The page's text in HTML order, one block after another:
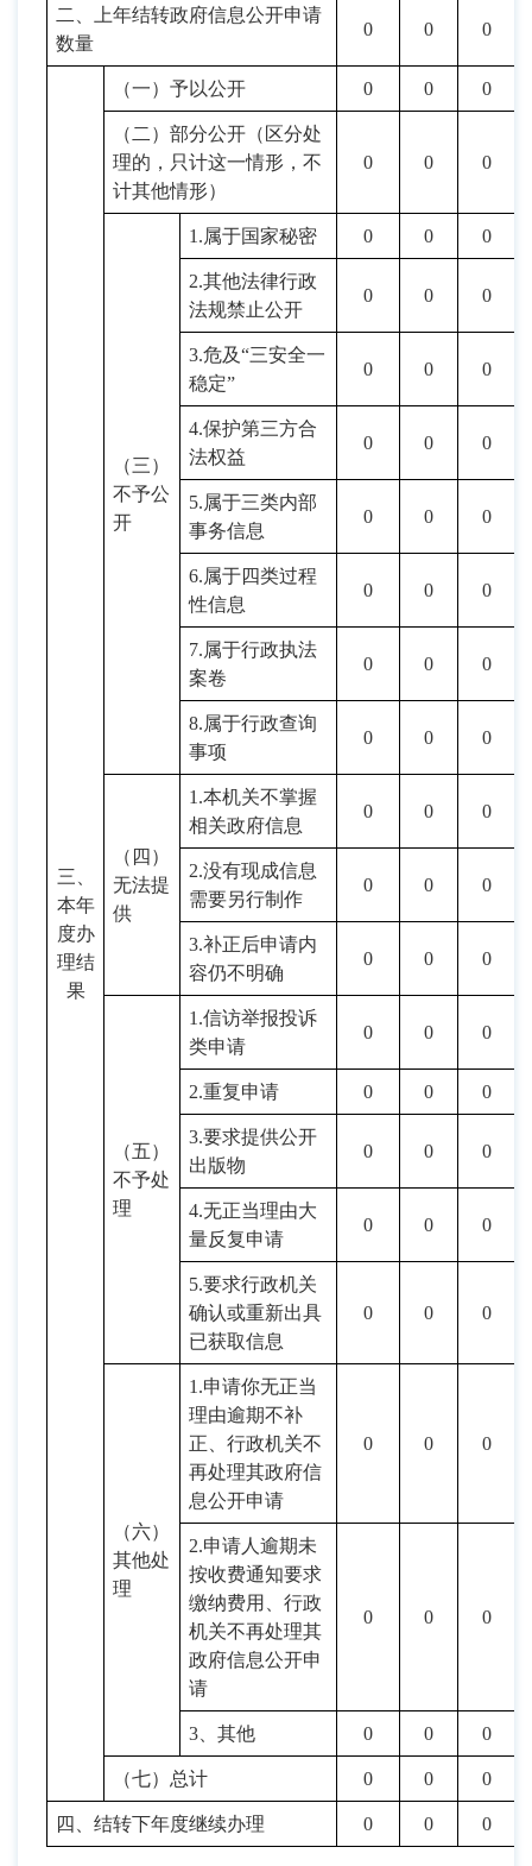
二、上年结转政府信息公开申请
数量
0 0 0
三、
本年
度办
理结
果
（一）予以公开 0 0 0
（二）部分公开（区分处
理的，只计这一情形，不
计其他情形）
0 0 0
（三）
不予公
开
1.属于国家秘密 0 0 0
2.其他法律行政
法规禁止公开
0 0 0
3.危及“三安全一
稳定”
0 0 0
4.保护第三方合
法权益
0 0 0
5.属于三类内部
事务信息
0 0 0
6.属于四类过程
性信息
0 0 0
7.属于行政执法
案卷
0 0 0
8.属于行政查询
事项
0 0 0
（四）
无法提
供
1.本机关不掌握
相关政府信息
0 0 0
2.没有现成信息
需要另行制作
0 0 0
3.补正后申请内
容仍不明确
0 0 0
（五）
不予处
理
1.信访举报投诉
类申请
0 0 0
2.重复申请 0 0 0
3.要求提供公开
出版物
0 0 0
4.无正当理由大
量反复申请
0 0 0
5.要求行政机关
确认或重新出具
已获取信息
0 0 0
（六）
其他处
理
1.申请你无正当
理由逾期不补
正、行政机关不
再处理其政府信
息公开申请
0 0 0
2.申请人逾期未
按收费通知要求
缴纳费用、行政
机关不再处理其
政府信息公开申
请
0 0 0
3、其他 0 0 0
（七）总计 0 0 0
四、结转下年度继续办理 0 0 0